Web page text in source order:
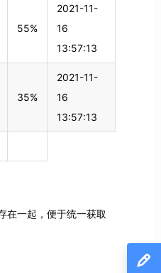
55%
2021-11-
16
13:57:13
35%
2021-11-
16
13:57:13
在一起，便于统一获取